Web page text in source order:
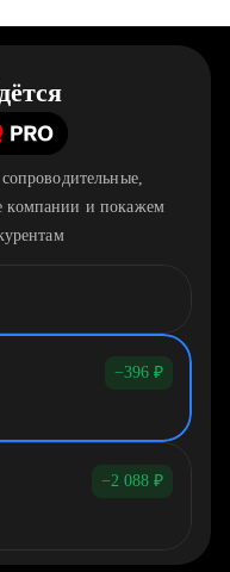
компании и покажем
−396 ₽
−2 088 ₽